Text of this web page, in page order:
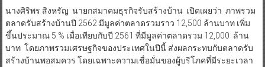
ขึ้นประมาณ 5 % เมื่อเทียบกับปี 2561 ที่มีมูลค่าตลาดรวม 12,000 ล้าน
บาท โดยภาพรวมเศรษฐกิจของประเทศในปีนี้ ส่งผลกระทบกับตลาดรับ
สร้างบ้านพอสมควร โดยเฉพาะความเชื่อมั่นของผู้บริโภคที่มีระยะเวลา
การตัดสินใจในการเลือกสร้างบ้านที่นานขึ้น แต่เมื่อมีการกระตุ้นทำ
โปรโมชัน หรือการจัดงานแสดงสินค้า รับสร้างบ้าน 2019 ก็สามารถ